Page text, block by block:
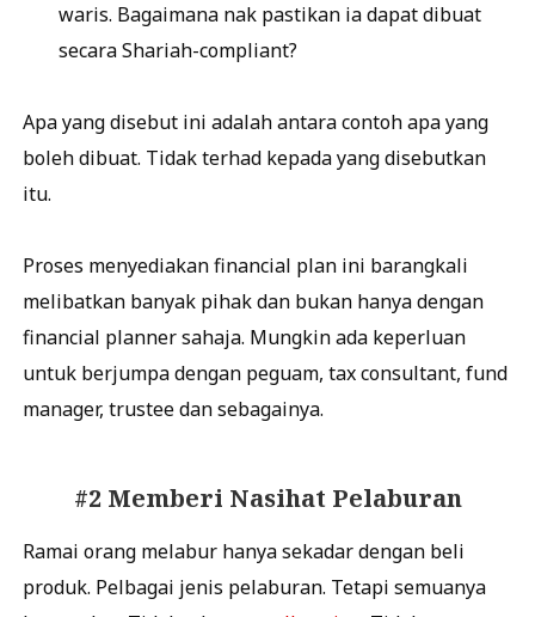
waris. Bagaimana nak pastikan ia dapat dibuat
secara Shariah-compliant?
Apa yang disebut ini adalah antara contoh apa yang
boleh dibuat. Tidak terhad kepada yang disebutkan
itu.
Proses menyediakan financial plan ini barangkali
melibatkan banyak pihak dan bukan hanya dengan
financial planner sahaja. Mungkin ada keperluan
untuk berjumpa dengan peguam, tax consultant, fund
manager, trustee dan sebagainya.
#2 Memberi Nasihat Pelaburan
Ramai orang melabur hanya sekadar dengan beli
produk. Pelbagai jenis pelaburan. Tetapi semuanya